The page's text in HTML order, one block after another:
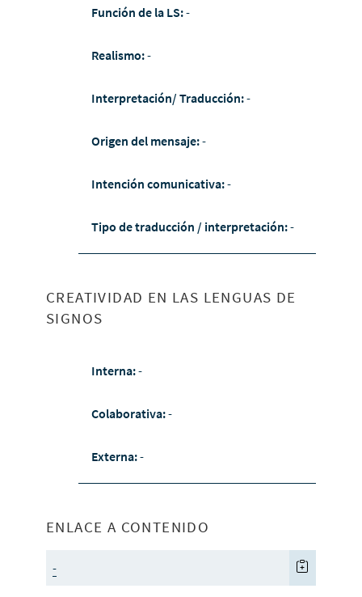
Función de la LS:-
Realismo:-
Interpretación/ Traducción:-
Origen del mensaje:-
Intención comunicativa:-
Tipo de traducción / interpretación:-
CREATIVIDAD EN LAS LENGUAS DE
SIGNOS
Interna:-
Colaborativa:-
Externa:-
ENLACE A CONTENIDO
-